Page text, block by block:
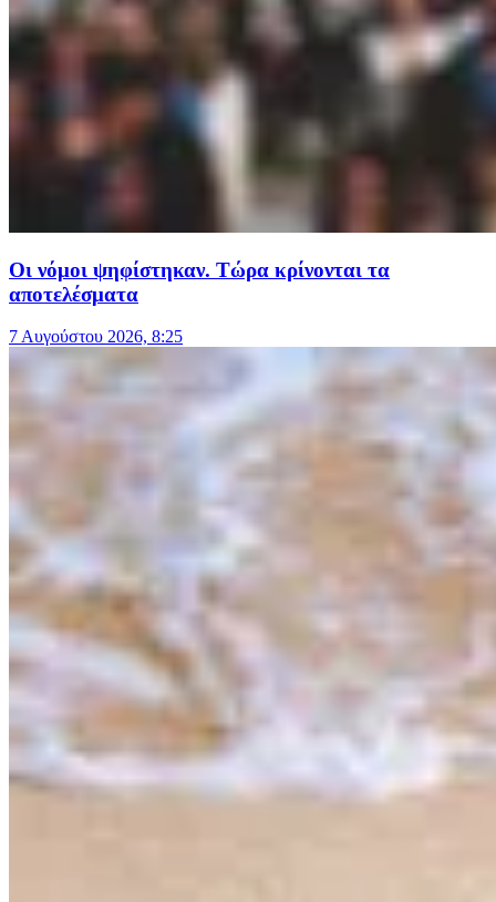
Οι νόμοι ψηφίστηκαν. Τώρα κρίνονται τα
αποτελέσματα
7 Αυγούστου 2026, 8:25